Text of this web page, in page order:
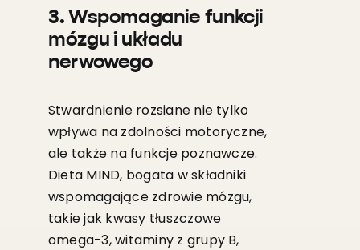
3. Wspomaganie funkcji
mózgu i układu
nerwowego
Stwardnienie rozsiane nie tylko
wpływa na zdolności motoryczne,
ale także na funkcje poznawcze.
Dieta MIND, bogata w składniki
wspomagające zdrowie mózgu,
takie jak kwasy tłuszczowe
omega-3, witaminy z grupy B,